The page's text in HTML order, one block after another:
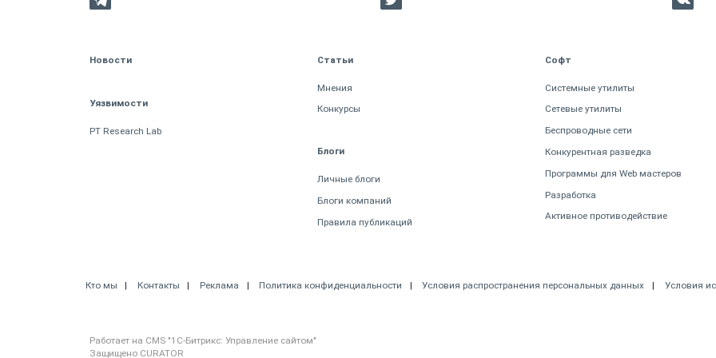
Новости
Уязвимости
PT Research Lab
Статьи
Мнения
Конкурсы
Блоги
Личные блоги
Блоги компаний
Правила публикаций
Софт
Системные утилиты
Сетевые утилиты
Беспроводные сети
Конкурентная разведка
Программы для Web мастеров
Разработка
Активное противодействие
Кто мы Контакты Реклама Политика конфиденциальности Условия распространения персональных данных Условия
Работает на CMS "1С-Битрикс: Управление сайтом"
Защищено CURATOR